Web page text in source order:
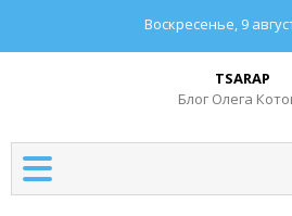
Воскресенье, 9
TSARAP
Блог Олега